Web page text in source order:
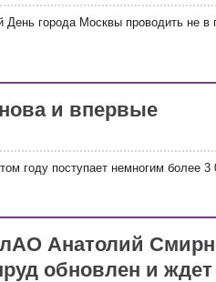
День города Москвы проводить не
и впервые
году поступает немногим более 3
Анатолий
обновлен и ждет